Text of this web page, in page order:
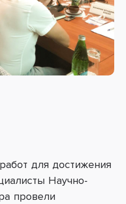
для достижения
Научно-
провели